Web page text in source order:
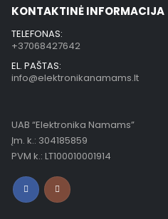
KONTAKTINĖ INFORMACIJA
TELEFONAS:
+37068427642
EL. PAŠTAS:
info@elektronikanamams.lt
UAB “Elektronika Namams”
Įm. k.: 304185859
PVM k.: LT100010001914